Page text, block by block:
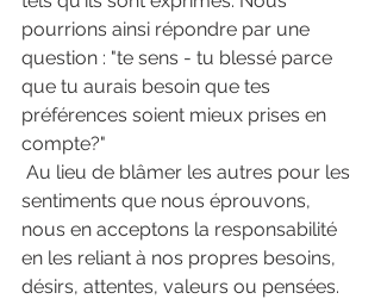
pourrions ainsi répondre par une
question : "te sens - tu blessé parce
que tu aurais besoin que tes
préférences soient mieux prises en
compte?"
sentiments que nous éprouvons,
nous en acceptons la responsabilité
en les reliant à nos propres besoins,
désirs, attentes, valeurs ou pensées.